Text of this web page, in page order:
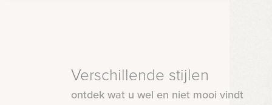
Verschillende stijlen
ontdek wat u wel en niet mooi vindt